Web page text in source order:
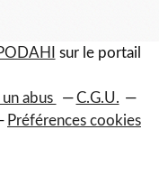
sur le portail
abus
C.G.U.
Préférences cookies